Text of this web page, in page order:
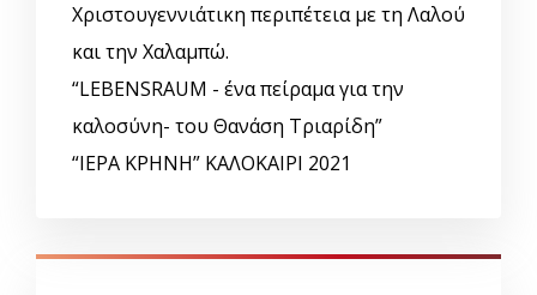
Χριστουγεννιάτικη περιπέτεια με τη Λαλού
και την Χαλαμπώ.
“LEBENSRAUM - ένα πείραμα για την
καλοσύνη- του Θανάση Τριαρίδη”
“ΙΕΡΑ ΚΡΗΝΗ” ΚΑΛΟΚΑΙΡΙ 2021